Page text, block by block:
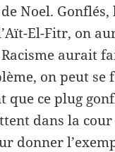
Noel.
El-Fitr, on
aurait
on peut se
que ce plug
dans la
donner